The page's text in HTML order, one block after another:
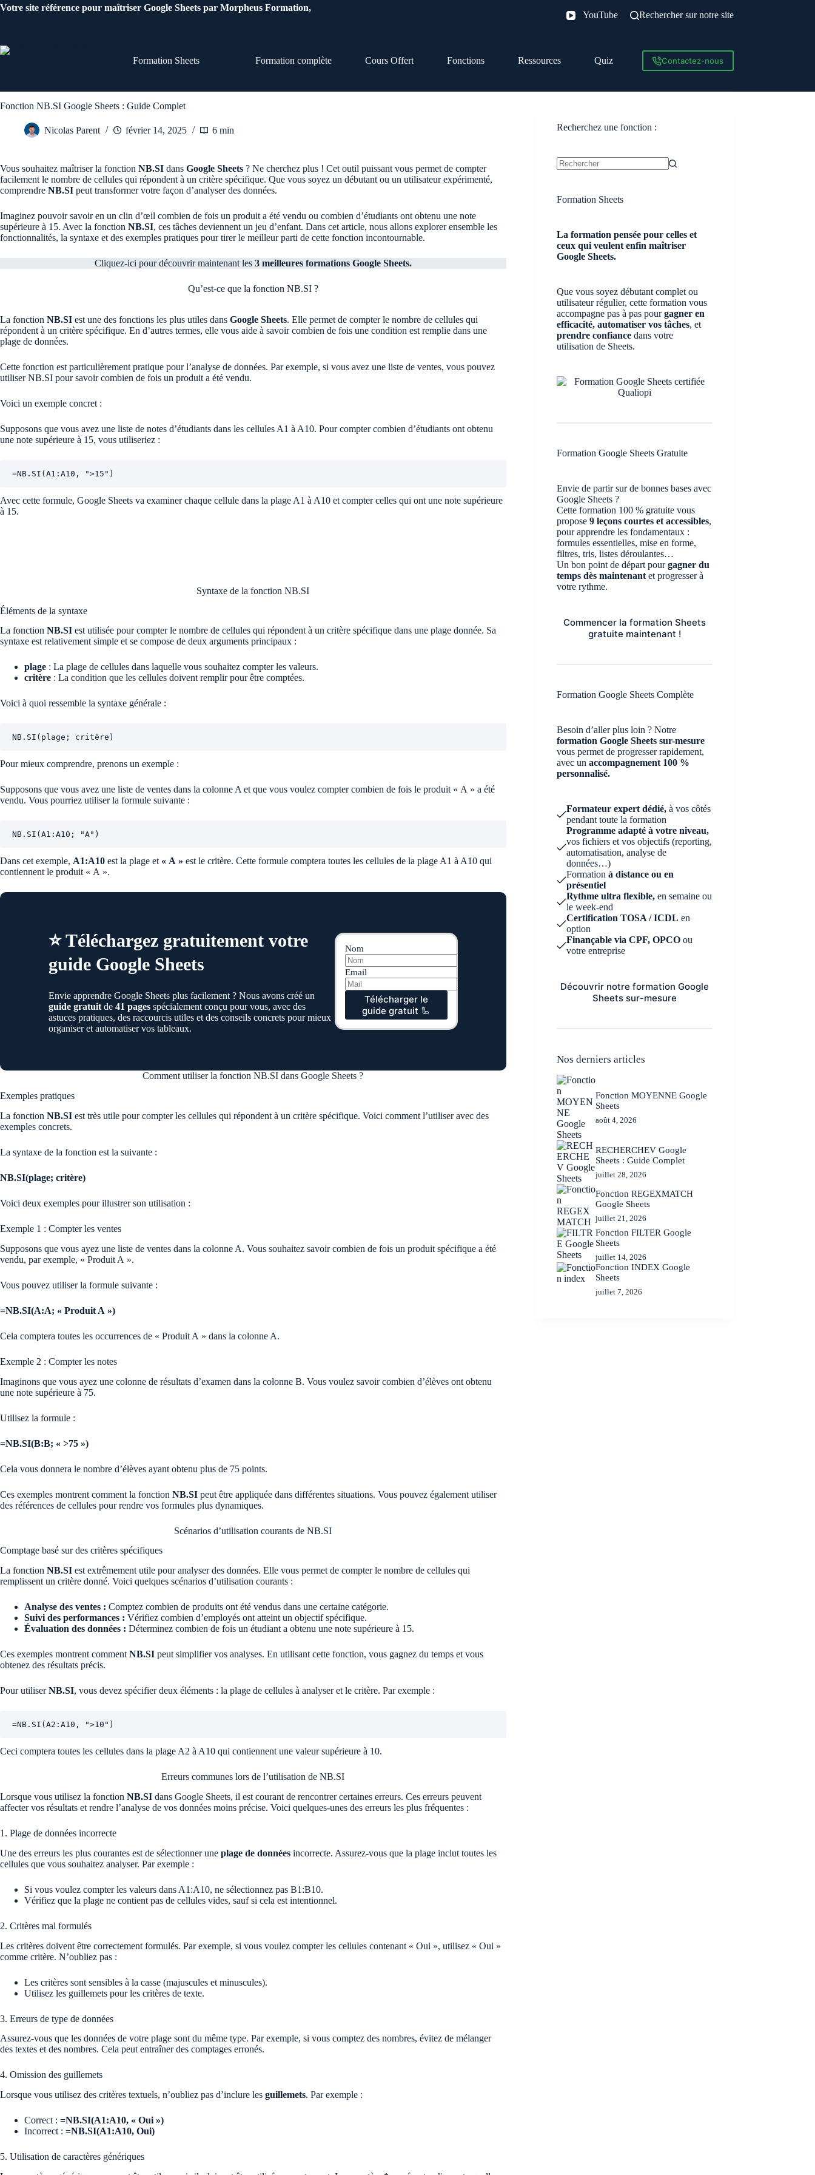
Passer
Votre site référence pour maîtriser Google Sheets par Morpheus Formation,
YouTube Rechercher sur notre site
Formation Sheets Formation complète Cours Offert Fonctions Ressources Quiz Contactez-nous
Fonction NB.SI Google Sheets : Guide Complet
Nicolas Parent février 14, 2025 6 min
Vous souhaitez maîtriser la fonction NB.SI dans Google Sheets ? Ne cherchez plus ! Cet outil puissant vous permet de compter
facilement le nombre de cellules qui répondent à un critère spécifique. Que vous soyez un débutant ou un utilisateur expérimenté,
comprendre NB.SI peut transformer votre façon d’analyser des données.
Imaginez pouvoir savoir en un clin d’œil combien de fois un produit a été vendu ou combien d’étudiants ont obtenu une note
supérieure à 15. Avec la fonction NB.SI, ces tâches deviennent un jeu d’enfant. Dans cet article, nous allons explorer ensemble les
fonctionnalités, la syntaxe et des exemples pratiques pour tirer le meilleur parti de cette fonction incontournable.
Cliquez-ici pour découvrir maintenant les 3 meilleures formations Google Sheets.
Qu’est-ce que la fonction NB.SI ?
La fonction NB.SI est une des fonctions les plus utiles dans Google Sheets. Elle permet de compter le nombre de cellules qui
répondent à un critère spécifique. En d’autres termes, elle vous aide à savoir combien de fois une condition est remplie dans une
plage de données.
Cette fonction est particulièrement pratique pour l’analyse de données. Par exemple, si vous avez une liste de ventes, vous pouvez
utiliser NB.SI pour savoir combien de fois un produit a été vendu.
Voici un exemple concret :
Supposons que vous avez une liste de notes d’étudiants dans les cellules A1 à A10. Pour compter combien d’étudiants ont obtenu
une note supérieure à 15, vous utiliseriez :
=NB.SI(A1:A10, ">15")
Avec cette formule, Google Sheets va examiner chaque cellule dans la plage A1 à A10 et compter celles qui ont une note supérieure
à 15.
Syntaxe de la fonction NB.SI
Éléments de la syntaxe
La fonction NB.SI est utilisée pour compter le nombre de cellules qui répondent à un critère spécifique dans une plage donnée. Sa
syntaxe est relativement simple et se compose de deux arguments principaux :
plage : La plage de cellules dans laquelle vous souhaitez compter les valeurs.
critère : La condition que les cellules doivent remplir pour être comptées.
Voici à quoi ressemble la syntaxe générale :
NB.SI(plage; critère)
Pour mieux comprendre, prenons un exemple :
Supposons que vous avez une liste de ventes dans la colonne A et que vous voulez compter combien de fois le produit « A » a été
vendu. Vous pourriez utiliser la formule suivante :
NB.SI(A1:A10; "A")
Dans cet exemple, A1:A10 est la plage et « A » est le critère. Cette formule comptera toutes les cellules de la plage A1 à A10 qui
contiennent le produit « A ».
⭐️ Téléchargez gratuitement votre
guide Google Sheets
Envie apprendre Google Sheets plus facilement ? Nous avons créé un
guide gratuit de 41 pages spécialement conçu pour vous, avec des
astuces pratiques, des raccourcis utiles et des conseils concrets pour mieux
organiser et automatiser vos tableaux.
Nom
Email
Télécharger le
guide gratuit 🦾
Comment utiliser la fonction NB.SI dans Google Sheets ?
Exemples pratiques
La fonction NB.SI est très utile pour compter les cellules qui répondent à un critère spécifique. Voici comment l’utiliser avec des
exemples concrets.
La syntaxe de la fonction est la suivante :
NB.SI(plage; critère)
Voici deux exemples pour illustrer son utilisation :
Exemple 1 : Compter les ventes
Supposons que vous ayez une liste de ventes dans la colonne A. Vous souhaitez savoir combien de fois un produit spécifique a été
vendu, par exemple, « Produit A ».
Vous pouvez utiliser la formule suivante :
=NB.SI(A:A; « Produit A »)
Cela comptera toutes les occurrences de « Produit A » dans la colonne A.
Exemple 2 : Compter les notes
Imaginons que vous ayez une colonne de résultats d’examen dans la colonne B. Vous voulez savoir combien d’élèves ont obtenu
une note supérieure à 75.
Utilisez la formule :
=NB.SI(B:B; « >75 »)
Cela vous donnera le nombre d’élèves ayant obtenu plus de 75 points.
Ces exemples montrent comment la fonction NB.SI peut être appliquée dans différentes situations. Vous pouvez également utiliser
des références de cellules pour rendre vos formules plus dynamiques.
Scénarios d’utilisation courants de NB.SI
Comptage basé sur des critères spécifiques
La fonction NB.SI est extrêmement utile pour analyser des données. Elle vous permet de compter le nombre de cellules qui
remplissent un critère donné. Voici quelques scénarios d’utilisation courants :
Analyse des ventes : Comptez combien de produits ont été vendus dans une certaine catégorie.
Suivi des performances : Vérifiez combien d’employés ont atteint un objectif spécifique.
Évaluation des données : Déterminez combien de fois un étudiant a obtenu une note supérieure à 15.
Ces exemples montrent comment NB.SI peut simplifier vos analyses. En utilisant cette fonction, vous gagnez du temps et vous
obtenez des résultats précis.
Pour utiliserNB.SI, vous devez spécifier deux éléments : la plage de cellules à analyser et le critère. Par exemple :
=NB.SI(A2:A10, ">10")
Ceci comptera toutes les cellules dans la plage A2 à A10 qui contiennent une valeur supérieure à 10.
Erreurs communes lors de l’utilisation de NB.SI
Lorsque vous utilisez la fonction NB.SI dans Google Sheets, il est courant de rencontrer certaines erreurs. Ces erreurs peuvent
affecter vos résultats et rendre l’analyse de vos données moins précise. Voici quelques-unes des erreurs les plus fréquentes :
1. Plage de données incorrecte
Une des erreurs les plus courantes est de sélectionner une plage de données incorrecte. Assurez-vous que la plage inclut toutes les
cellules que vous souhaitez analyser. Par exemple :
Si vous voulez compter les valeurs dans A1:A10, ne sélectionnez pas B1:B10.
Vérifiez que la plage ne contient pas de cellules vides, sauf si cela est intentionnel.
2. Critères mal formulés
Les critères doivent être correctement formulés. Par exemple, si vous voulez compter les cellules contenant « Oui », utilisez « Oui »
comme critère. N’oubliez pas :
Les critères sont sensibles à la casse (majuscules et minuscules).
Utilisez les guillemets pour les critères de texte.
3. Erreurs de type de données
Assurez-vous que les données de votre plage sont du même type. Par exemple, si vous comptez des nombres, évitez de mélanger
des textes et des nombres. Cela peut entraîner des comptages erronés.
4. Omission des guillemets
Lorsque vous utilisez des critères textuels, n’oubliez pas d’inclure les guillemets. Par exemple :
Correct : =NB.SI(A1:A10, « Oui »)
Incorrect : =NB.SI(A1:A10, Oui)
5. Utilisation de caractères génériques
Recherchez une fonction :
Formation Sheets
La formation pensée pour celles et
ceux qui veulent enfin maîtriser
Google Sheets.
Que vous soyez débutant complet ou
utilisateur régulier, cette formation vous
accompagne pas à pas pourgagner en
efficacité, automatiser vos tâches, et
prendre confiance dans votre
utilisation de Sheets.
Formation Google Sheets Gratuite
Envie de partir sur de bonnes bases avec
Google Sheets ?
Cette formation 100 % gratuite vous
propose9 leçons courtes et accessibles,
pour apprendre les fondamentaux :
formules essentielles, mise en forme,
filtres, tris, listes déroulantes…
Un bon point de départ pourgagner du
temps dès maintenant et progresser à
votre rythme.
Commencer la formation Sheets
gratuite maintenant !
Formation Google Sheets Complète
Besoin d’aller plus loin ? Notre
formation Google Sheets sur-mesure
vous permet de progresser rapidement,
avec unaccompagnement 100 %
personnalisé.
Formateur expert dédié, à vos côtés
pendant toute la formation
Programme adapté à votre niveau,
vos fichiers et vos objectifs (reporting,
automatisation, analyse de
données…)
Formation à distance ou en
présentiel
Rythme ultra flexible,en semaine ou
le week-end
Certification TOSA / ICDL en
option
Finançable via CPF, OPCO ou
votre entreprise
Découvrir notre formation Google
Sheets sur-mesure
Nos derniers articles
Fonction MOYENNE Google
Sheets
août 4, 2026
RECHERCHEV Google
Sheets : Guide Complet
juillet 28, 2026
Fonction REGEXMATCH
Google Sheets
juillet 21, 2026
Fonction FILTER Google
Sheets
juillet 14, 2026
Fonction INDEX Google
Sheets
juillet 7, 2026